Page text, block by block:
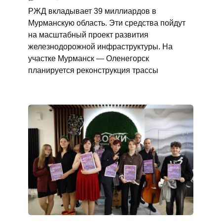
РЖД вкладывает 39 миллиардов в
Мурманскую область. Эти средства пойдут
на масштабный проект развития
железнодорожной инфраструктуры. На
участке Мурманск — Оленегорск
планируется реконструкция трассы